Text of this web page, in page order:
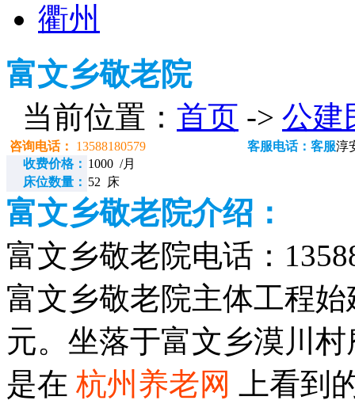
衢州
富文乡敬老院
当前位置： 首页 -> 公建
咨询电话： 13588180579 客服电话：客服淳
收费价格： 1000 /月
床位数量： 52 床
富文乡敬老院介绍：
富文乡敬老院电话：
富文乡敬老院主体工程
元。坐落于富文乡漠川
是在 杭州养老网
上看到